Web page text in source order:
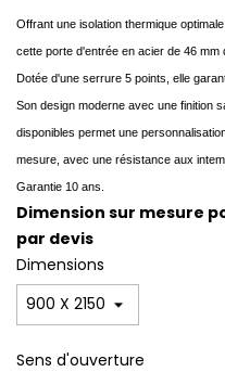
Offrant une isolation thermique
cette porte d'entrée en acier de 46
Dotée d'une serrure 5 points, elle
Son design moderne avec une finition
disponibles permet une
mesure, avec une résistance aux
Garantie 10 ans.
Dimension sur mesure
par devis
Dimensions
Sens d'ouverture